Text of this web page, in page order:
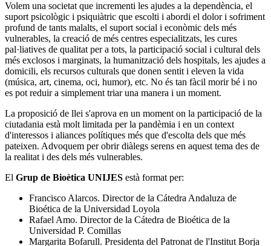
Volem una societat que incrementi les ajudes a la dependència, el
suport psicològic i psiquiàtric que escolti i abordi el dolor i sofriment
profund de tants malalts, el suport social i econòmic dels més
vulnerables, la creació de més centres especialitzats, les cures
pal·liatives de qualitat per a tots, la participació social i cultural dels
més exclosos i marginats, la humanització dels hospitals, les ajudes a
domicili, els recursos culturals que donen sentit i eleven la vida
(música, art, cinema, oci, humor), etc. No és tan fàcil morir bé i no
es pot reduir a simplement triar una manera i un moment.
La proposició de llei s'aprova en un moment on la participació de la
ciutadania està molt limitada per la pandèmia i en un context
d'interessos i aliances polítiques més que d'escolta dels que més
pateixen. Advoquem per obrir diàlegs serens en aquest tema des de
la realitat i des dels més vulnerables.
El Grup de Bioètica UNIJES està format per:
Francisco Alarcos. Director de la Cátedra Andaluza de
Bioética de la Universidad Loyola
Rafael Amo. Director de la Cátedra de Bioética de la
Universidad P. Comillas
Margarita Bofarull. Presidenta del Patronat de l'Institut Borja